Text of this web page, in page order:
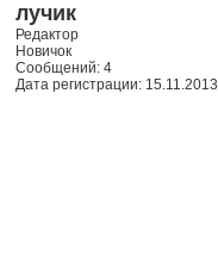
лучик
Редактор
Новичок
Сообщений: 4
Дата регистрации: 15.11.2013